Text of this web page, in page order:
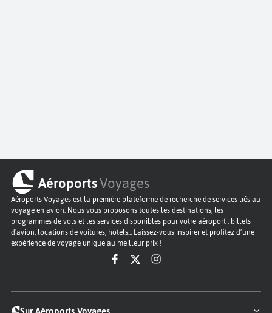
AéroportsVoyages
Aéroports Voyages est la première plateforme de recherche de services liés au
voyage en avion. Nous vous proposons toutes les destinations, les
programmes de vols et les services disponibles pour votre aéroport : billets
d'avion, locations de voitures, hôtels... Laissez-vous inspirer et profitez d’une
expérience de voyage unique au meilleur prix !